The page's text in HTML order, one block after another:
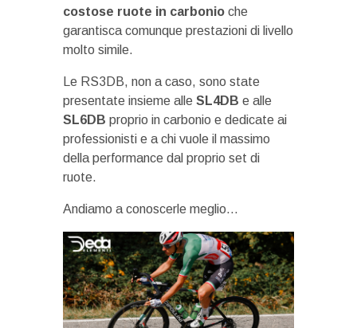
costose ruote in carbonio che
garantisca comunque prestazioni di livello
molto simile.
Le RS3DB, non a caso, sono state
presentate insieme alle SL4DB e alle
SL6DB proprio in carbonio e dedicate ai
professionisti e a chi vuole il massimo
della performance dal proprio set di
ruote.
Andiamo a conoscerle meglio…